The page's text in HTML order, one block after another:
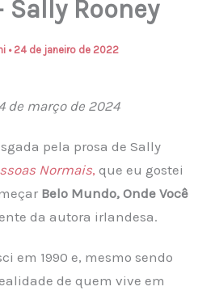
Sally Rooney
• 24 de janeiro de 2022
de março de 2024
pela prosa de Sally
Normais, que eu gostei
Belo Mundo, Onde Você
da autora irlandesa.
em 1990 e, mesmo sendo
de quem vive em